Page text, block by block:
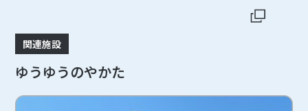
関連施設
ゆうゆうのやかた